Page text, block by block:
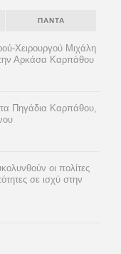
ΠΆΝΤΑ
Χειρουργού Μιχάλη
Αρκάσα Καρπάθου
Πηγάδια Καρπάθου,
οι πολίτες
σε ισχύ στην